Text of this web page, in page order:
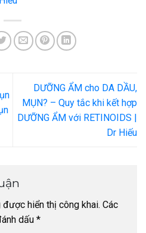
DƯỠNG ẨM cho DA DẦU,
MỤN? – Quy tắc khi kết hợp
DƯỠNG ẨM với RETINOIDS |
Dr Hiếu
được hiển thị công khai. Các
dấu *